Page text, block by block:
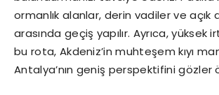
ormanlık alanlar, derin vadiler ve açık
arasında geçiş yapılır. Ayrıca, yüksek
bu rota, Akdeniz’in muhteşem kıyı
Antalya’nın geniş perspektifini gözler